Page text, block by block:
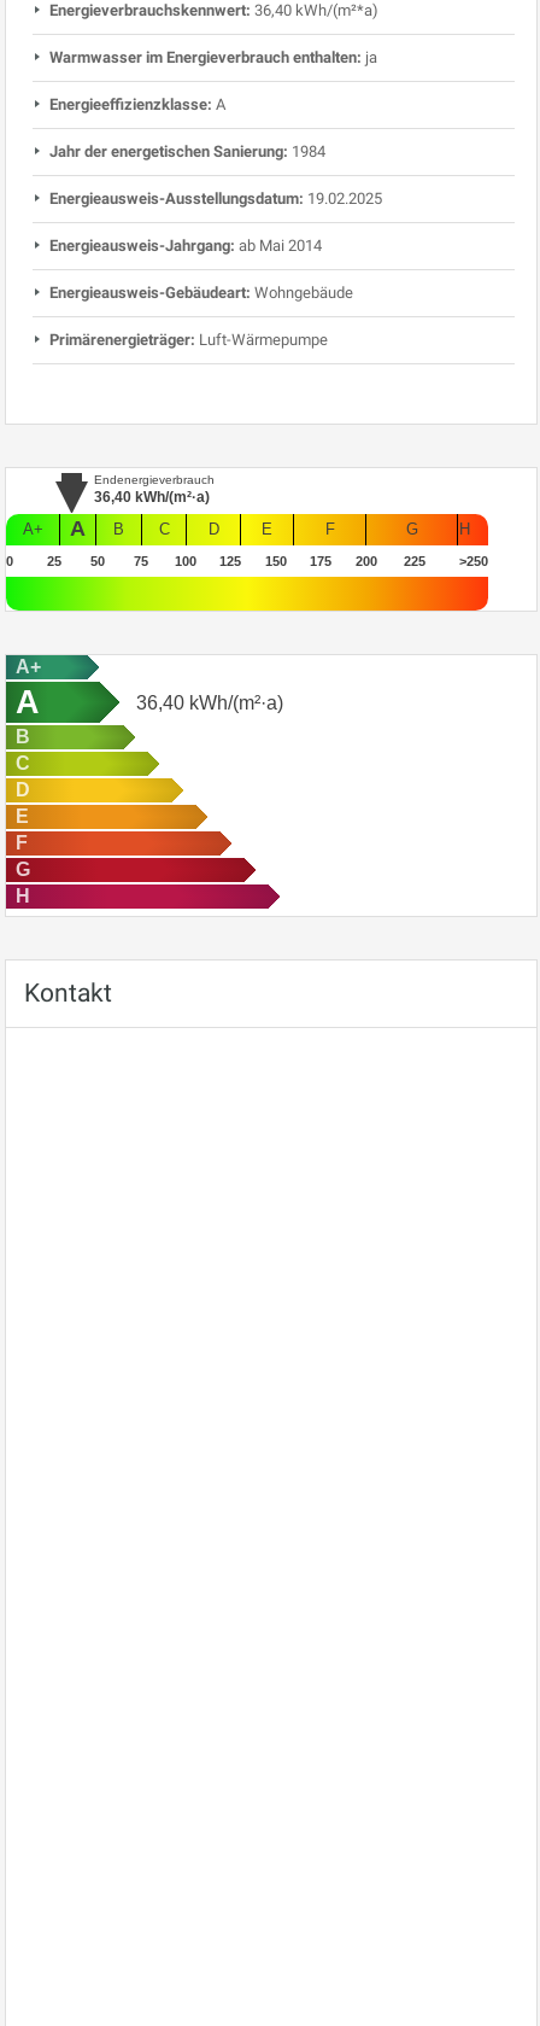
Energieverbrauchskennwert: 36,40 kWh/(m²*a)
Warmwasser im Energieverbrauch enthalten: ja
Energieeffizienzklasse: A
Jahr der energetischen Sanierung: 1984
Energieausweis-Ausstellungsdatum: 19.02.2025
Energieausweis-Jahrgang: ab Mai 2014
Energieausweis-Gebäudeart: Wohngebäude
Primärenergieträger: Luft-Wärmepumpe
Endenergieverbrauch
36,40 kWh/(m²·a)
A+
A B C D E F G H
0 25 50 75 100 125 150 175 200 225 >250
A+
A 36,40 kWh/(m²·a)
B
C
D
E
F
G
H
Kontakt